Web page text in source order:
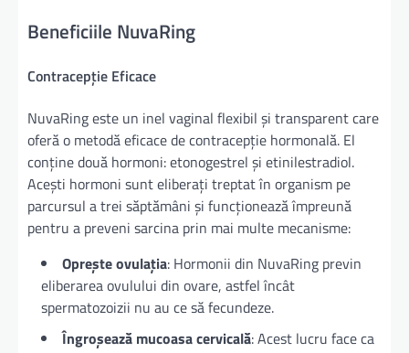
Beneficiile NuvaRing
Contracepție Eficace
NuvaRing este un inel vaginal flexibil și transparent care
oferă o metodă eficace de contracepție hormonală. El
conține două hormoni: etonogestrel și etinilestradiol.
Acești hormoni sunt eliberați treptat în organism pe
parcursul a trei săptămâni și funcționează împreună
pentru a preveni sarcina prin mai multe mecanisme:
Oprește ovulația: Hormonii din NuvaRing previn
eliberarea ovulului din ovare, astfel încât
spermatozoizii nu au ce să fecundeze.
Îngroșează mucoasa cervicală: Acest lucru face ca